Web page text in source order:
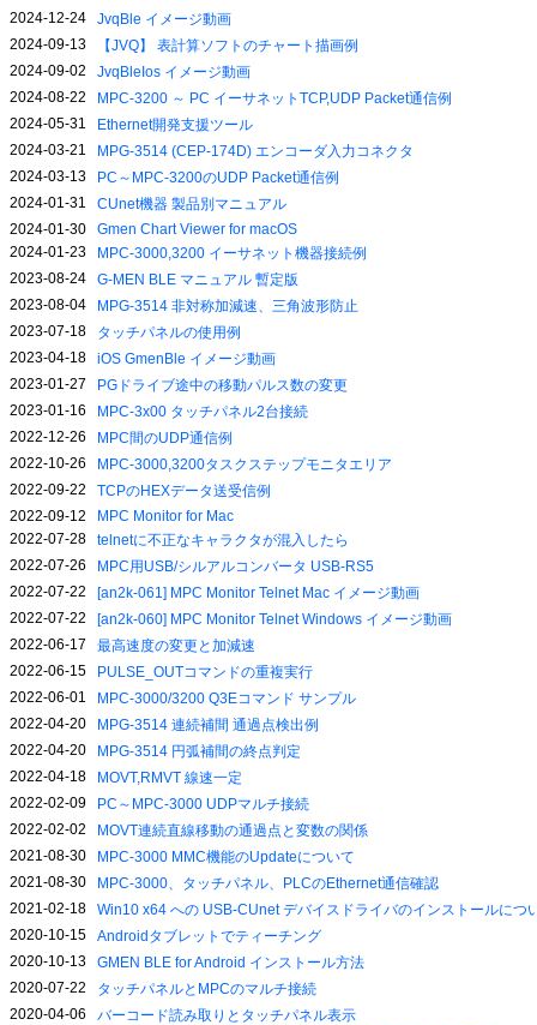
2024-12-24
JvqBle イメージ動画
2024-09-13
【JVQ】 表計算ソフトのチャート描画例
2024-09-02
JvqBleIos イメージ動画
2024-08-22
MPC-3200 ～ PC イーサネットTCP,UDP Packet通信例
2024-05-31
Ethernet開発支援ツール
2024-03-21
MPG-3514 (CEP-174D) エンコーダ入力コネクタ
2024-03-13
PC～MPC-3200のUDP Packet通信例
2024-01-31
CUnet機器 製品別マニュアル
2024-01-30
Gmen Chart Viewer for macOS
2024-01-23
MPC-3000,3200 イーサネット機器接続例
2023-08-24
G-MEN BLE マニュアル 暫定版
2023-08-04
MPG-3514 非対称加減速、三角波形防止
2023-07-18
タッチパネルの使用例
2023-04-18
iOS GmenBle イメージ動画
2023-01-27
PGドライブ途中の移動パルス数の変更
2023-01-16
MPC-3x00 タッチパネル2台接続
2022-12-26
MPC間のUDP通信例
2022-10-26
MPC-3000,3200タスクステップモニタエリア
2022-09-22
TCPのHEXデータ送受信例
2022-09-12
MPC Monitor for Mac
2022-07-28
telnetに不正なキャラクタが混入したら
2022-07-26
MPC用USB/シルアルコンバータ USB-RS5
2022-07-22
[an2k-061] MPC Monitor Telnet Mac イメージ動画
2022-07-22
[an2k-060] MPC Monitor Telnet Windows イメージ動画
2022-06-17
最高速度の変更と加減速
2022-06-15
PULSE_OUTコマンドの重複実行
2022-06-01
MPC-3000/3200 Q3Eコマンド サンプル
2022-04-20
MPG-3514 連続補間 通過点検出例
2022-04-20
MPG-3514 円弧補間の終点判定
2022-04-18
MOVT,RMVT 線速一定
2022-02-09
PC～MPC-3000 UDPマルチ接続
2022-02-02
MOVT連続直線移動の通過点と変数の関係
2021-08-30
MPC-3000 MMC機能のUpdateについて
2021-08-30
MPC-3000、タッチパネル、PLCのEthernet通信確認
2021-02-18
Win10 x64 への USB-CUnet デバイスドライバのインストールにつ
2020-10-15
Androidタブレットでティーチング
2020-10-13
GMEN BLE for Android インストール方法
2020-07-22
タッチパネルとMPCのマルチ接続
2020-04-06
バーコード読み取りとタッチパネル表示